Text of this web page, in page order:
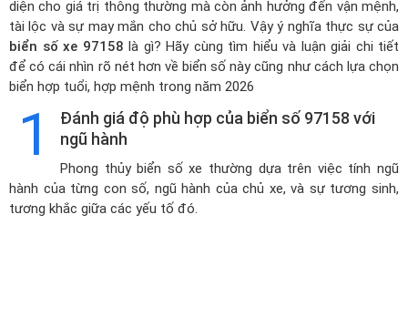
diện cho giá trị thông thường mà còn ảnh hưởng đến vận mệnh,
tài lộc và sự may mắn cho chủ sở hữu. Vậy ý nghĩa thực sự của
biển số xe 97158 là gì? Hãy cùng tìm hiểu và luận giải chi tiết
để có cái nhìn rõ nét hơn về biển số này cũng như cách lựa chọn
biển hợp tuổi, hợp mệnh trong năm 2026
1
Đánh giá độ phù hợp của biển số 97158 với
ngũ hành
Phong thủy biển số xe thường dựa trên việc tính ngũ
hành của từng con số, ngũ hành của chủ xe, và sự tương sinh,
tương khắc giữa các yếu tố đó.